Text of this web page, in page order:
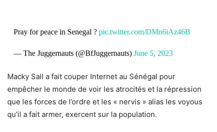
Pray for peace in Senegal ? pic.twitter.com/DMn6iAz46B
— The Juggernauts (@BfJuggernauts) June 5, 2023
Macky Sall a fait couper Internet au Sénégal pour
empêcher le monde de voir les atrocités et la répression
que les forces de l’ordre et les « nervis » alias les voyous
qu’il a fait armer, exercent sur la population.